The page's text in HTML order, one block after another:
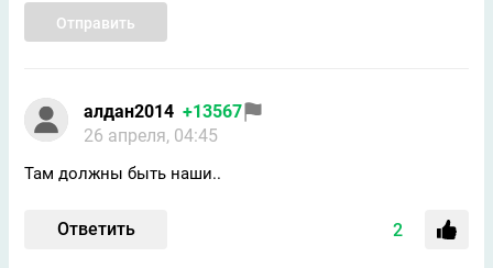
Отправить
алдан2014 +13567
26 апреля, 04:45
Там должны быть наши..
Ответить 2